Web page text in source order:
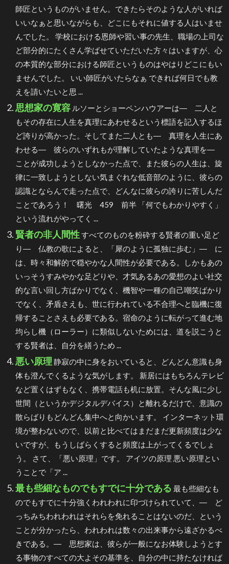
師匠というものがいません。できたらそのような人がいれば
いいなぁと思いながらも、どこにもそれに値する人はいませ
んでした。 学校における恩師や習い事の先生、職場の上司な
ど部分的にたくさん学ばせていただいた方々はいますが、心
の本質的な部分における師匠というものはやはりどこにもい
ませんでした。 いい師匠がいたらなぁ できれば何日でも教
えを請いたいと思 ...
思想家の寛容 ルソーとショーペンハウアーは― 二人と
もその存在に人生を真理にあわせるという標語を記入するほ
ど誇りが高かった。そしてまた二人とも― 真理を人生にあ
わせる― 彼らのいずれもが理解していたような真理を―
ことが成功しようとしなかった点で、また彼らの人生は、旋
律に一致しようとしない気まぐれな低音部のように、彼らの
認識とならんで走った点で、どんなに彼らの誇りに苦しんだ
ことであろう！ 曙光 459 前半 「何でもわかりやすく」
という流れがやってく ...
賢者の非人間性すべてのものを粉砕する賢者の重い足ど
り― 仏教の歌によると、「犀のように孤独に歩む」― に
は、時々和解的で穏やかな人間性が必要である。しかもあの
いっそうすみやかな足どりや、才気あるあの愛想のよい社交
的な言い回し方ばかりでなく、機智や一種の自己嘲笑ばかり
でなく、矛盾さえも、世に行われている不合理へと臨機に復
帰することさえも必要である。宿命のように転がって進む地
均らし機（ローラー）に類似しないためには、道を説こうと
する賢者は、自分を繕うため ...
悪い原理 静寂の中に身をおいていると、どんどん意識も身
体も澄んでくるような気がします。 新居にはもちろんテレビ
など置くはずもなく、携帯電話も机に放置。そんな風に少し
世間（というかデジタルデバイス）と離れるだけで、意識の
散らばりもどんどん集中へと向かいます。 インターネット環
境が整わないので、以前と比べてはまだまだ更新頻度は少な
いですが、もうしばらくすると頻度は上がってくるでしょ
う。 さて、「悪い原理」です。 アイツの原理 悪い原理とい
うことで「ア ...
最も些細なものでもすでに十分である 最も些細なも
のでもすでに十分強くわれわれに印づけられていて、― ど
っちみちわれわれはそれらを免れることはないのだ、という
ことが分かったら、われわれは数々の出来事から遠ざかるべ
きである。― 思想家は、彼らが一般になお体験しようとす
る事物のすべての大よその基準を、自分の中に持たなければ